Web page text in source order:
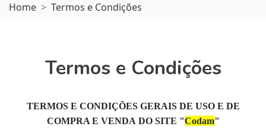
Home Termos e Condições
Termos e Condições
TERMOS E CONDIÇÕES GERAIS DE USO E DE
COMPRA E VENDA DO SITE "Codam"